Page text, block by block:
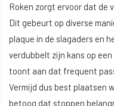
Roken zorgt ervoor dat de
Dit gebeurt op diverse
plaque in de slagaders en
verdubbelt zijn kans op
toont aan dat frequent
Vermijd dus best plaatsen
betoog dat stoppen